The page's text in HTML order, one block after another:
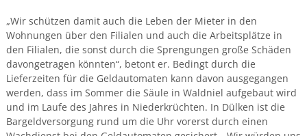
„Wir schützen damit auch die Leben der Mieter in den
Wohnungen über den Filialen und auch die Arbeitsplätze in
den Filialen, die sonst durch die Sprengungen große Schäden
davongetragen könnten“, betont er. Bedingt durch die
Lieferzeiten für die Geldautomaten kann davon ausgegangen
werden, dass im Sommer die Säule in Waldniel aufgebaut wird
und im Laufe des Jahres in Niederkrüchten. In Dülken ist die
Bargeldversorgung rund um die Uhr vorerst durch einen